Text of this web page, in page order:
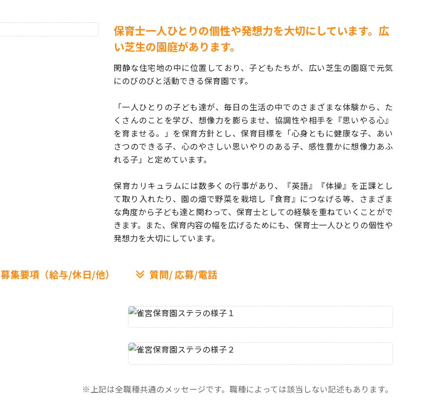
保育士一人ひとりの個性や発想力を大切にしています。広
い芝生の園庭があります。
閑静な住宅地の中に位置しており、子どもたちが、広い芝生の園庭で元気
にのびのびと活動できる保育園です。
「一人ひとりの子ども達が、毎日の生活の中でのさまざまな体験から、 た
くさんのことを学び、想像力を膨らませ、協調性や相手を『思いやる心』
を育ませる。」を保育方針とし、保育目標を「心身ともに健康な子、あい
さつのできる子、心のやさしい思いやりのある子、感性豊かに想像力あふ
れる子」と定めています。
保育カリキュラムには数多くの行事があり、『英語』『体操』を正課とし
て取り入れたり、園の畑で野菜を栽培し『食育』につなげる等、
さまざま
な角度から子ども達と関わって、保育士としての経験を重ねていくことがで
きます。また、保育内容の幅を広げるためにも、 保育士一人ひとりの個性や
発想力を大切にしています。
募集要項（給与/休日/他） 質問/応募/電話
※上記は全職種共通のメッセージです。職種によっては該当しない記述もあります。